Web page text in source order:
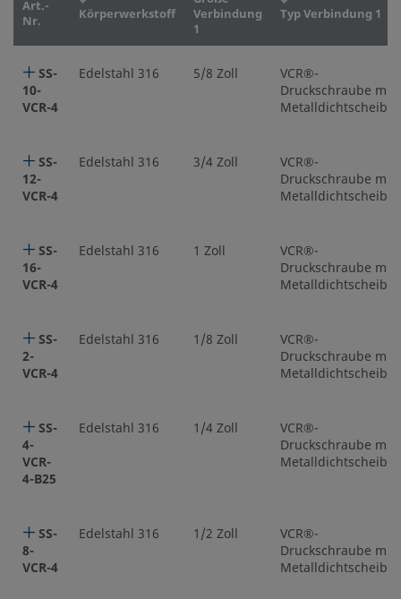
Art.-
Nr.
Körperwerkstoff
Verbindung
1
Typ Verbindung 1
SS-
10-
VCR-4
Edelstahl 316 5/8 Zoll
VCR®-
Druckschraube mit
Metalldichtscheibe
SS-
12-
VCR-4
Edelstahl 316 3/4 Zoll
VCR®-
Druckschraube mit
Metalldichtscheibe
SS-
16-
VCR-4
Edelstahl 316 1 Zoll
VCR®-
Druckschraube mit
Metalldichtscheibe
SS-
2-
VCR-4
Edelstahl 316 1/8 Zoll
VCR®-
Druckschraube mit
Metalldichtscheibe
SS-
4-
VCR-
4-B25
Edelstahl 316 1/4 Zoll
VCR®-
Druckschraube mit
Metalldichtscheibe
SS-
8-
VCR-4
Edelstahl 316 1/2 Zoll
VCR®-
Druckschraube mit
Metalldichtscheibe